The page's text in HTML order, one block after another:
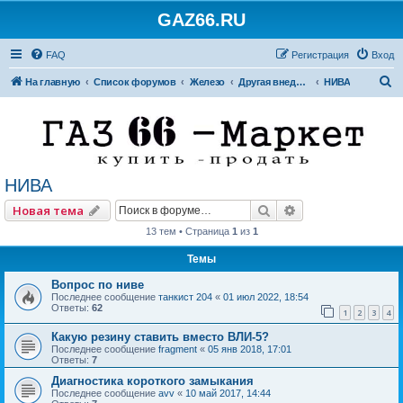
GAZ66.RU
FAQ Вход
Регистрация
На главную Список форумов Железо Другая внедорожная техника НИВА
НИВА
Новая тема Поиск
13 тем • Страница 1 из 1
Темы
Вопрос по ниве
Последнее сообщение танкист 204 « 01 июл 2022, 18:54
Ответы: 62 1 2 3 4
Какую резину ставить вместо ВЛИ-5?
Последнее сообщение fragment « 05 янв 2018, 17:01
Ответы: 7
Диагностика короткого замыкания
Последнее сообщение avv « 10 май 2017, 14:44